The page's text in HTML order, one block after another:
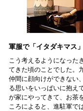
軍服で「イタダキマス」
こう考えるようになった
てきた頃のことでした。
仲間に顔向けができない
る思いをいっぱいに抱え
が家にやってきて、お茶
ころによると、進駐軍で